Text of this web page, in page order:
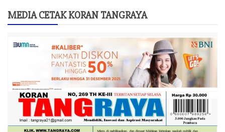
MEDIA CETAK KORAN TANGRAYA